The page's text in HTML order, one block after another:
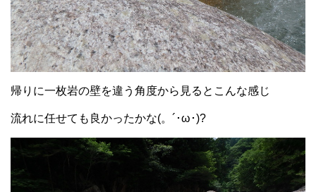
帰りに一枚岩の壁を違う角度から見るとこんな感じ
流れに任せても良かったかな(。´･ω･)?